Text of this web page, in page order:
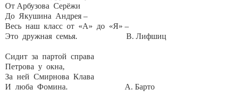
От Арбузова Серёжи
До Якушина Андрея –
Весь наш класс от «А» до «Я» –
Это дружная семья. В. Лифшиц
Сидит за партой справа
Петрова у окна,
За ней Смирнова Клава
И люба Фомина. А. Барто